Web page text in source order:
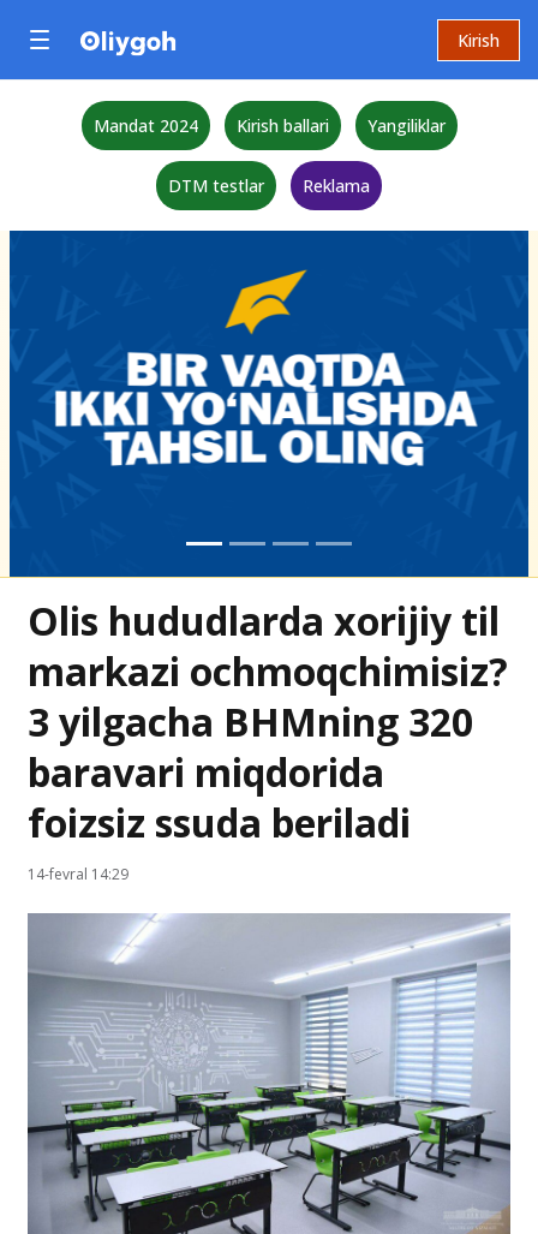
Kirish
Mandat 2024 Kirish ballari Yangiliklar
DTM testlar Reklama
Olis hududlarda xorijiy til
markazi ochmoqchimisiz?
3 yilgacha BHMning 320
baravari miqdorida
foizsiz ssuda beriladi
14-fevral 14:29